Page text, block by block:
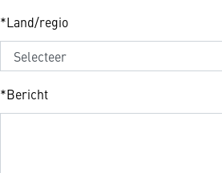
*Land/regio
*Bericht